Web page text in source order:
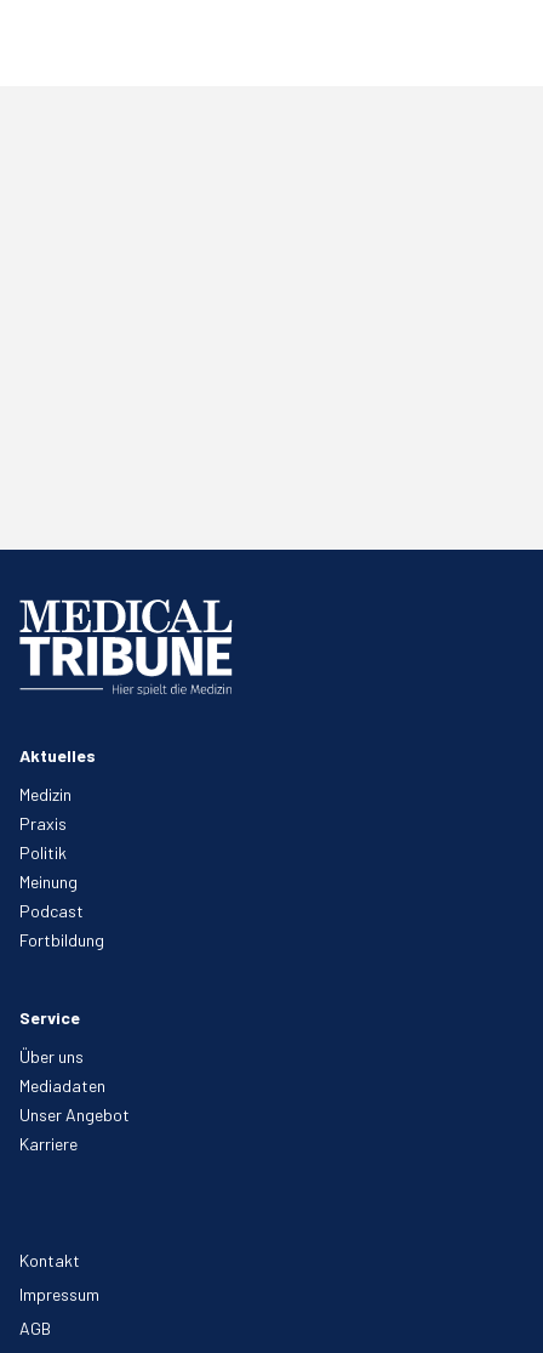
Aktuelles
Medizin
Praxis
Politik
Meinung
Podcast
Fortbildung
Service
Über uns
Mediadaten
Unser Angebot
Karriere
Kontakt
Impressum
AGB